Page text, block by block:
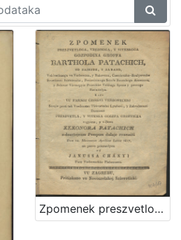
Zpomenek preszvetloga ... Barthola Patachich, ... kada vu farnoj czirkvi verbovechki szvoje proti tak Vrednomu Thovarushu Lyubavi ... v-dova Eleonora Patachich z-dosztojnum Pompum dalaje zverssiti Dan 14. Meszecza Aprilisa Letta 1817, / na pervo posztavlyen od Janussa Chanyi ...